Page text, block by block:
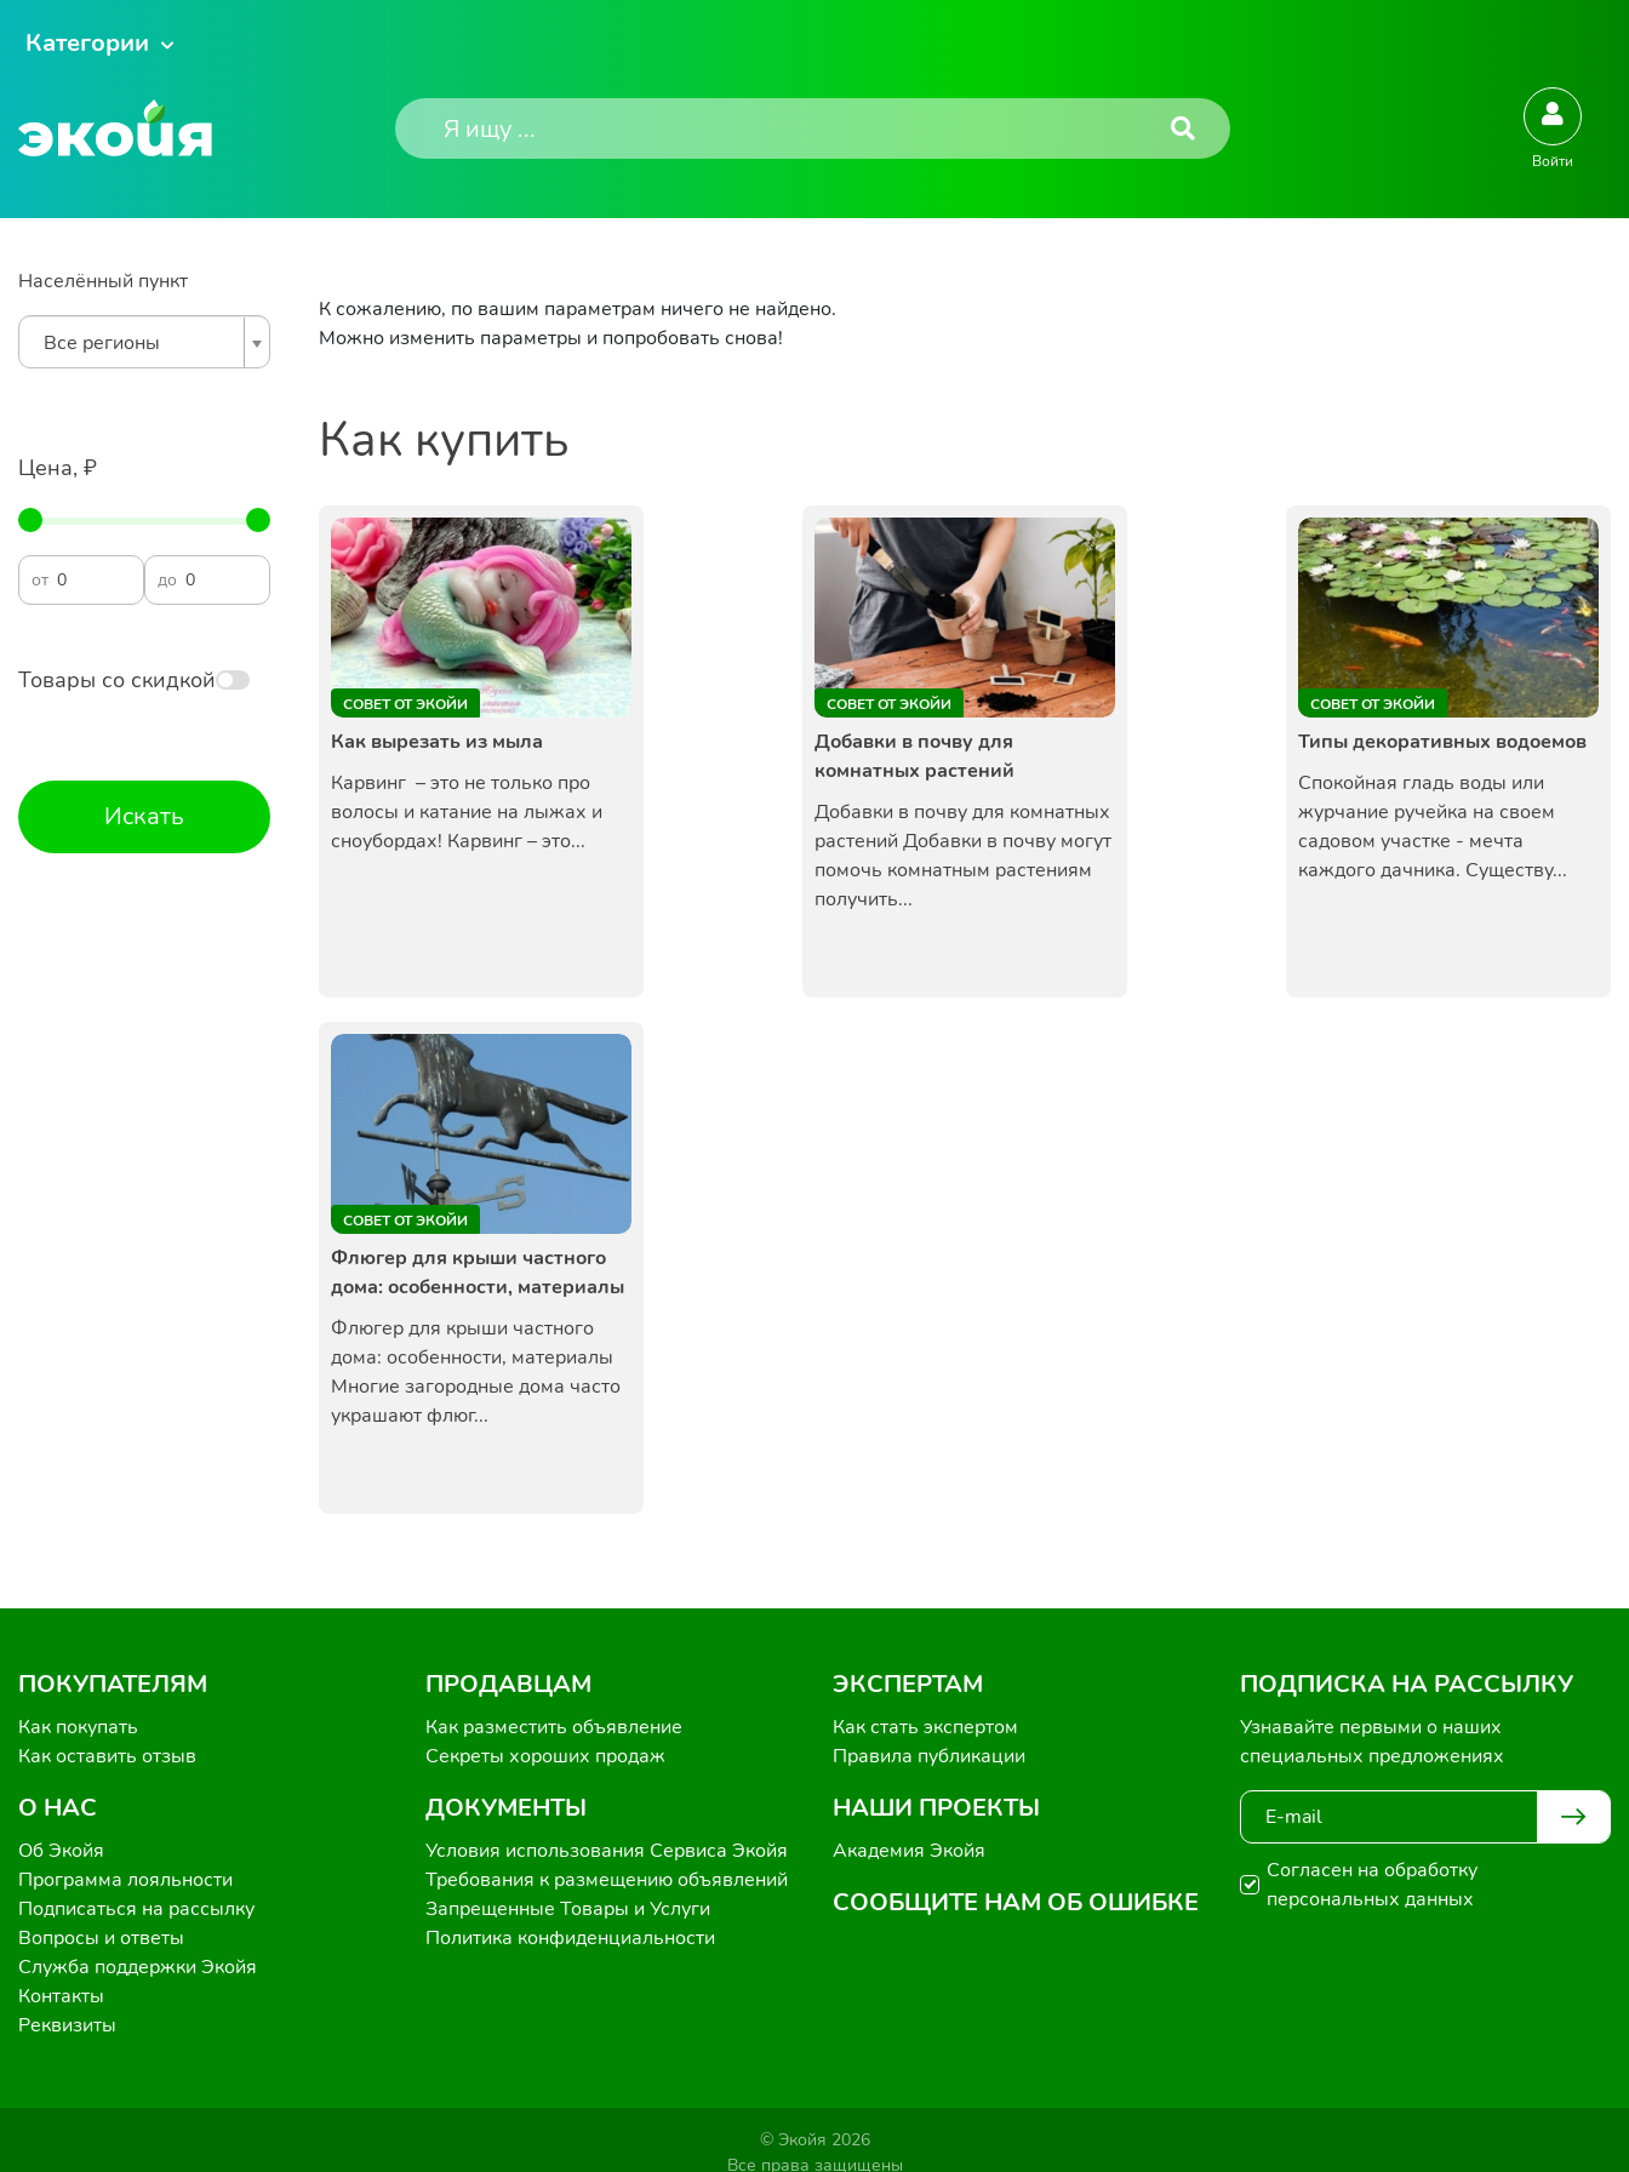
Категории
Войти
Населённый пункт
Все регионы
Цена, ₽
от до
Товары со скидкой
Искать
К сожалению, по вашим параметрам ничего не найдено.
Можно изменить параметры и попробовать снова!
Как купить
СОВЕТ ОТ ЭКОЙИ
Как вырезать из мыла
Карвинг – это не только про
волосы и катание на лыжах и
сноубордах! Карвинг – это...
СОВЕТ ОТ ЭКОЙИ
Добавки в почву для
комнатных растений
Добавки в почву для комнатных
растений Добавки в почву могут
помочь комнатным растениям
получить...
СОВЕТ ОТ ЭКОЙИ
Типы декоративных водоемов
Спокойная гладь воды или
журчание ручейка на своем
садовом участке - мечта
каждого дачника. Существу...
СОВЕТ ОТ ЭКОЙИ
Флюгер для крыши частного
дома: особенности, материалы
Флюгер для крыши частного
дома: особенности, материалы
Многие загородные дома часто
украшают флюг...
ПОКУПАТЕЛЯМ
Как покупать
Как оставить отзыв
О НАС
Об Экойя
Программа лояльности
Подписаться на рассылку
Вопросы и ответы
Служба поддержки Экойя
Контакты
Реквизиты
ПРОДАВЦАМ
Как разместить объявление
Секреты хороших продаж
ДОКУМЕНТЫ
Условия использования Сервиса Экойя
Требования к размещению объявлений
Запрещенные Товары и Услуги
Политика конфиденциальности
ЭКСПЕРТАМ
Как стать экспертом
Правила публикации
НАШИ ПРОЕКТЫ
Академия Экойя
СООБЩИТЕ НАМ ОБ ОШИБКЕ
ПОДПИСКА НА РАССЫЛКУ
Узнавайте первыми о наших
специальных предложениях
Согласен на обработку
персональных данных
© Экойя 2026
Все права защищены